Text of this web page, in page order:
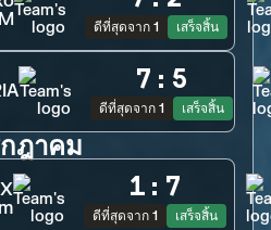
ดีที่สุดจาก 1 เสร็จสิ้น
7 : 5
ดีที่สุดจาก 1 เสร็จสิ้น
ฎาคม
1 : 7
ดีที่สุดจาก 1 เสร็จสิ้น